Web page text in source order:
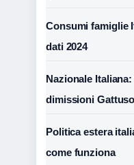
Consumi famiglie
dati 2024
Nazionale
dimissioni Gattuso
Politica estera
come funziona